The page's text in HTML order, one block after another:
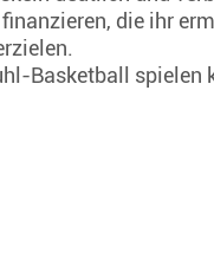
die ihr
Basketball spielen